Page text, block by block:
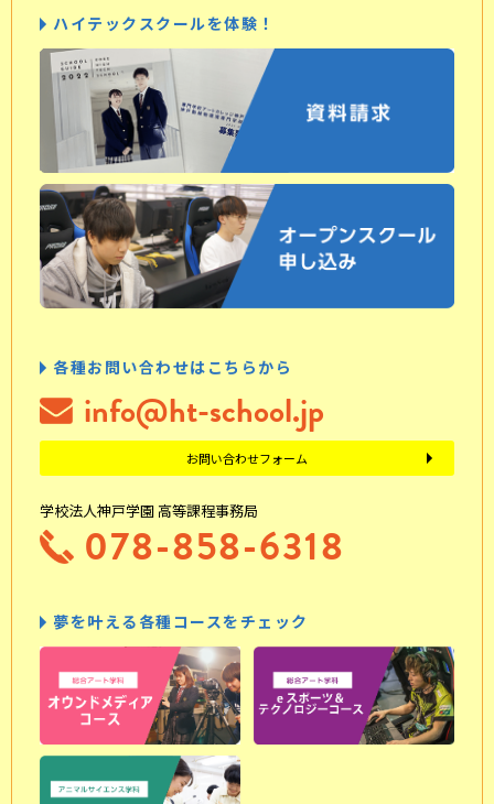
ハイテックスクールを体験！
各種お問い合わせはこちらから
info@ht-school.jp
お問い合わせフォーム
学校法人神戸学園 高等課程事務局
078-858-6318
夢を叶える各種コースをチェック